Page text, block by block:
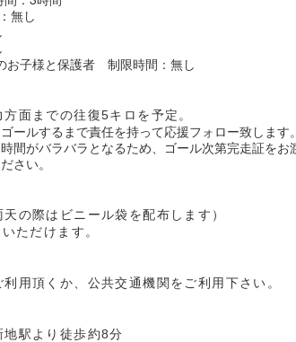
無し
お子様と保護者 制限時間：無し
面までの往復5キロを予定。
ールするまで責任を持って応援フォロー致します。
間がバラバラとなるため、ゴール次第完走証をお
さい。
の際はビニール袋を配布します）
ただけます。
用頂くか、公共交通機関をご利用下さい。
地駅より徒歩約8分